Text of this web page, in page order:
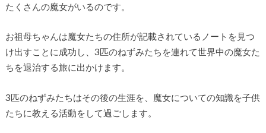
たくさんの魔女がいるのです。
お祖母ちゃんは魔女たちの住所が記載されているノートを見つ
け出すことに成功し、3匹のねずみたちを連れて世界中の魔女た
ちを退治する旅に出かけます。
3匹のねずみたちはその後の生涯を、魔女についての知識を子供
たちに教える活動をして過ごします。